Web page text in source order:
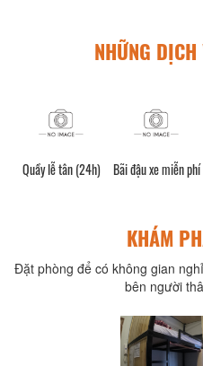
NHỮNG
Quầy lễ tân (24h) Bãi đậu xe miễn phí
KHÁM
Đặt phòng để có không gian
bên người